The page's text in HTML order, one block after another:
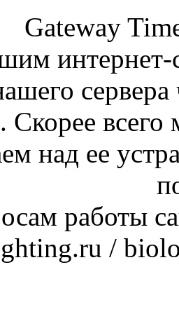
Gateway
интернет-
Скорее
над ее
работы
/